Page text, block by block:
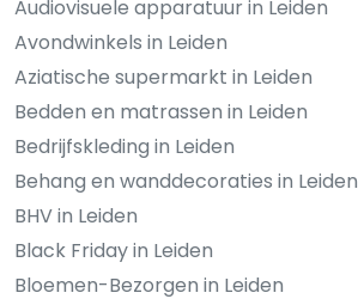
Audiovisuele apparatuur in Leiden
Avondwinkels in Leiden
Aziatische supermarkt in Leiden
Bedden en matrassen in Leiden
Bedrijfskleding in Leiden
Behang en wanddecoraties in Leiden
BHV in Leiden
Black Friday in Leiden
Bloemen-Bezorgen in Leiden